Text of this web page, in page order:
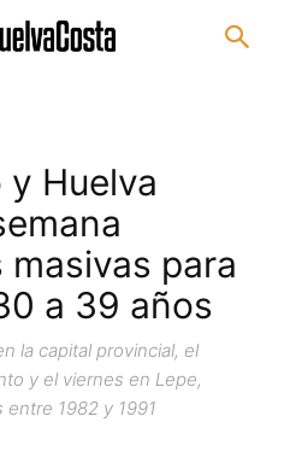
Huelva
para
a 39 años
la capital provincial, el
y el viernes en Lepe,
entre 1982 y 1991